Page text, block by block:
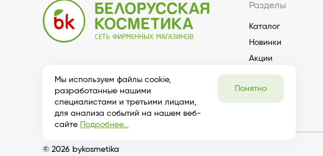
Разделы
Каталог
Новинки
Акции
© 2026 bykosmetika
Мы используем файлы cookie,
разработанные нашими
специалистами и третьими лицами,
для анализа событий на нашем веб-
сайте Подробнее...
Понятно